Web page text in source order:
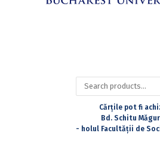
Search
for:
Cărțile pot fi
Bd. Schitu
- holul Facultății de